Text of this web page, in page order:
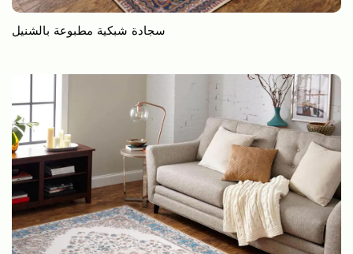
سجادة شبكية مطبوعة بالشنيل